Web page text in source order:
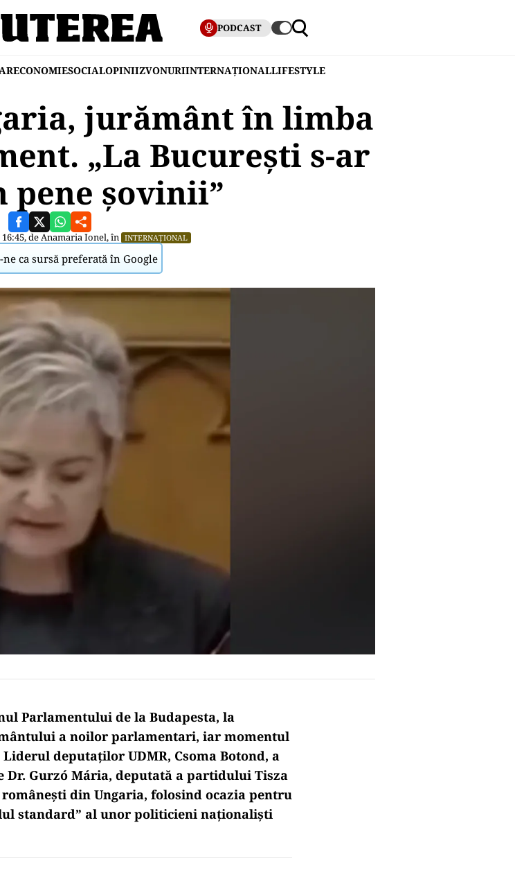
PODCAST
ECONOMIESOCIALOPINIIZVONURIINTERNAȚIONALLIFESTYLE
jurământ în limba
„La București s-ar
pene șovinii”
deAnamaria Ionel, în INTERNAȚIONAL
ne ca sursă preferată în Google
Parlamentului de la Budapesta, la
a noilor parlamentari, iar momentul
deputaților UDMR, Csoma Botond, a
Dr. Gurzó Mária, deputată a partidului Tisza
din Ungaria, folosind ocazia pentru
standard” al unor politicieni naționaliști